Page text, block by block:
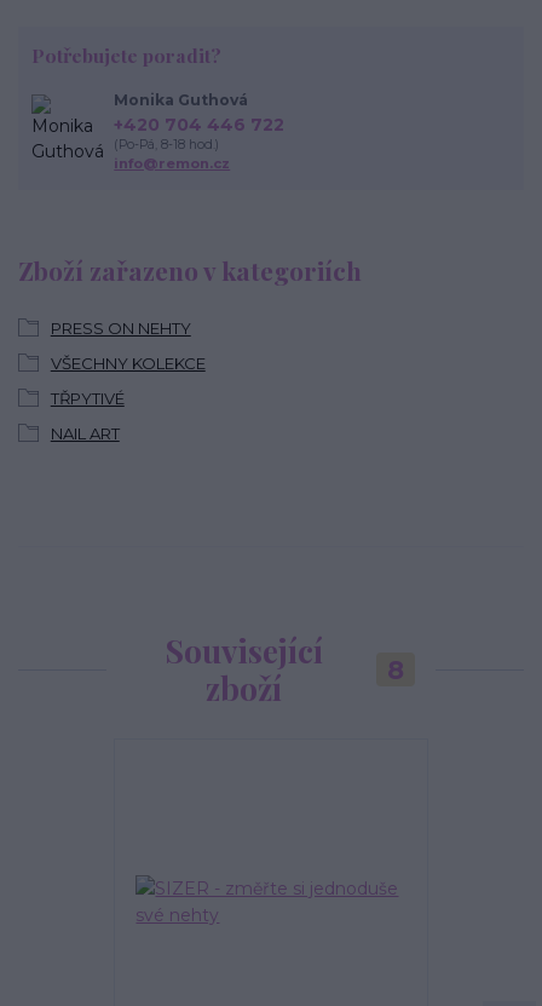
Zboží zařazeno v kategoriích
PRESS ON NEHTY
VŠECHNY KOLEKCE
TŘPYTIVÉ
NAIL ART
Potřebujete poradit?
Monika Guthová
+420 704 446 722
(Po-Pá, 8-18 hod.)
info@remon.cz
Související
zboží
8